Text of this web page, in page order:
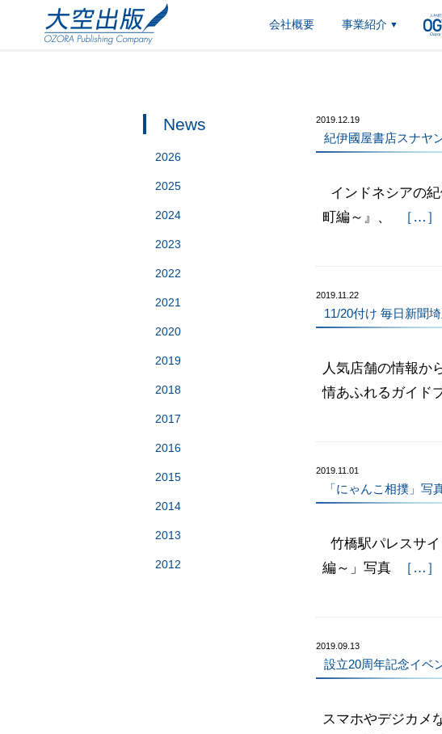
会社概要 事業紹介 ▼
2019.12.19
紀伊國屋書店スナヤ
インドネシアの
町編～』、
［…］
2019.11.22
11/20付け 毎日新聞
人気店舗の情報か
情あふれるガイド
2019.11.01
「にゃんこ相撲」写
竹橋駅パレスサ
編～」写真
［…］
2019.09.13
設立20周年記念イベ
スマホやデジカメ
News
2026
2025
2024
2023
2022
2021
2020
2019
2018
2017
2016
2015
2014
2013
2012